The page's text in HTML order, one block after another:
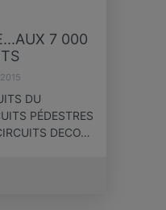
7 000
DU
PÉDESTRES
DECO…